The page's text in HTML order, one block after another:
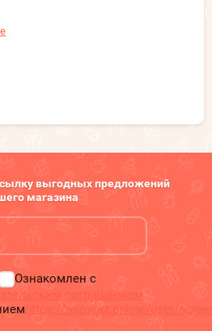
выгодных предложений
магазина
Ознакомлен с
соглашением
https://nazakaz.online/user/